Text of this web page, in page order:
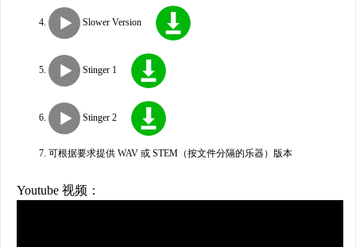
Slower Version
Stinger 1
Stinger 2
可根据要求提供 WAV 或 STEM（按文件分隔的乐器）版本
Youtube 视频：